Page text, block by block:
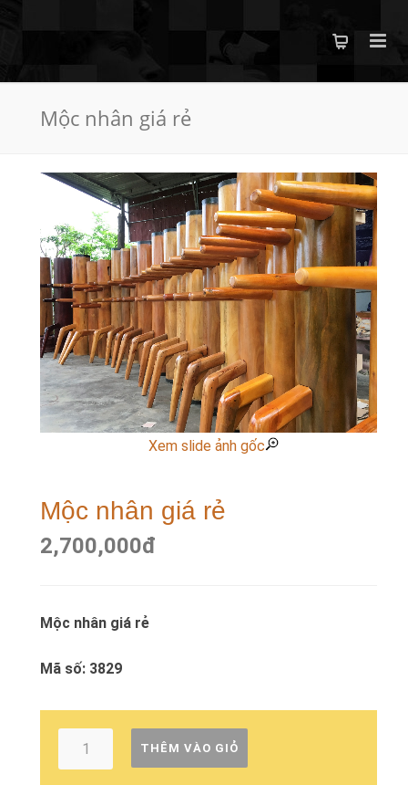
Mộc nhân giá rẻ
Xem slide ảnh gốc
Mộc nhân giá rẻ
2,700,000đ
Mộc nhân giá rẻ
Mã số: 3829
THÊM VÀO GIỎ